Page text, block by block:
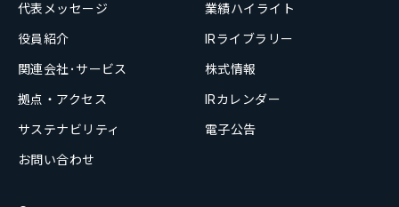
代表メッセージ
役員紹介
関連会社･サービス
拠点・アクセス
サステナビリティ
お問い合わせ
業績ハイライト
IRライブラリー
株式情報
IRカレンダー
電子公告